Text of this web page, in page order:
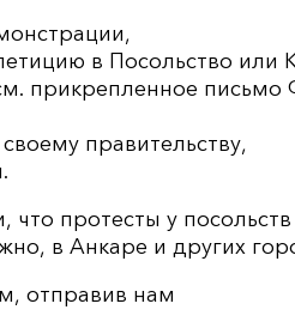
в Посольство или
прикрепленное
правительству,
протесты у
в Анкаре и других
отправив нам